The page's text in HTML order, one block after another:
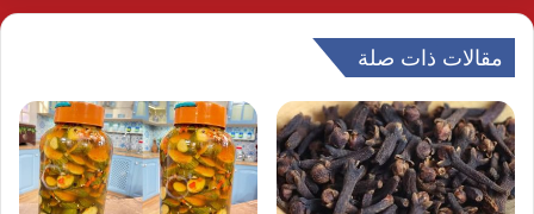
مقالات ذات صلة